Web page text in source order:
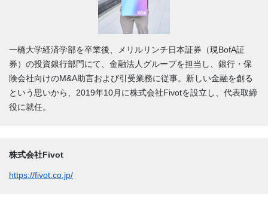
一橋大学経済学部を卒業後、メリルリンチ日本証券（現BofA証
券）の投資銀行部門にて、金融法人グループを担当し、銀行・保
険会社向けのM&A助言および引受業務に従事。新しい金融を創る
という思いから、2019年10月に株式会社Fivotを設立し、代表取締
役に就任。
株式会社Fivot
https://fivot.co.jp/